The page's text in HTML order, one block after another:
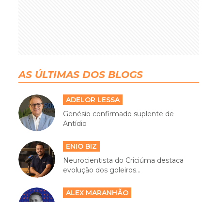
AS ÚLTIMAS DOS BLOGS
ADELOR LESSA
Genésio confirmado suplente de
Antídio
ENIO BIZ
Neurocientista do Criciúma destaca
evolução dos goleiros...
ALEX MARANHÃO